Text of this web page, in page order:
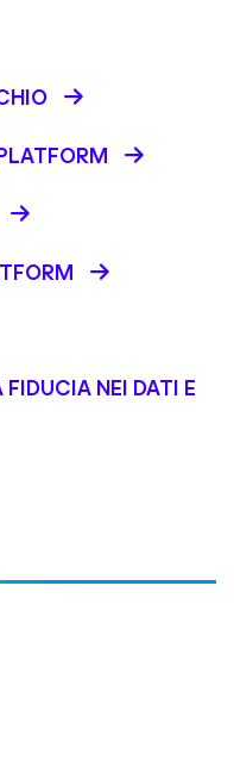
NEI DATI E